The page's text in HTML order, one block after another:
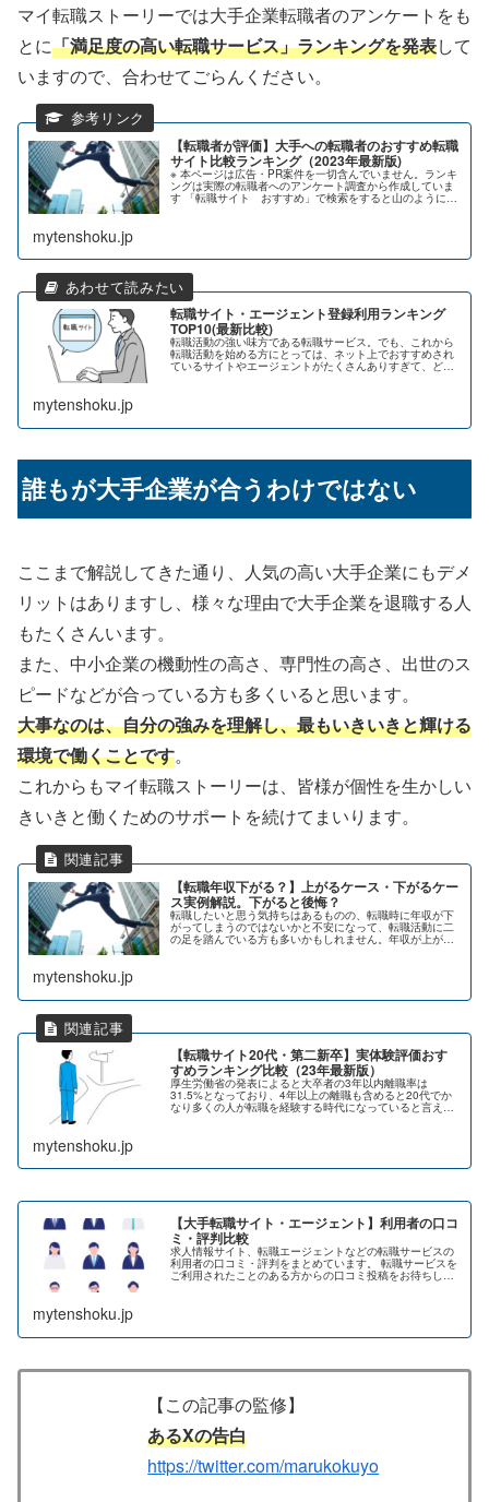
マイ転職ストーリーでは大手企業転職者のアンケートをも
とに「満足度の高い転職サービス」ランキングを発表して
いますので、合わせてごらんください。
【転職者が評価】大手への転職者のおすすめ転職
サイト比較ランキング（2023年最新版)
※ 本ページは広告・PR案件を一切含んでいません。ランキ
ングは実際の転職者へのアンケート調査から作成していま
す 「転職サイト おすすめ」で検索をすると山のように出
てくる比較サイトやランキングサイトを見ても、成果報酬
mytenshoku.jp
転職サイト・エージェント登録利用ランキング
TOP10(最新比較)
転職活動の強い味方である転職サービス。でも、これから
転職活動を始める方にとっては、ネット上でおすすめされ
ているサイトやエージェントがたくさんありすぎて、どれ
mytenshoku.jp
誰もが大手企業が合うわけではない
ここまで解説してきた通り、人気の高い大手企業にもデメ
リットはありますし、様々な理由で大手企業を退職する人
もたくさんいます。
また、中小企業の機動性の高さ、専門性の高さ、出世のス
ピードなどが合っている方も多くいると思います。
大事なのは、自分の強みを理解し、最もいきいきと輝ける
環境で働くことです。
これからもマイ転職ストーリーは、皆様が個性を生かしい
きいきと働くためのサポートを続けてまいります。
【転職年収下がる？】上がるケース・下がるケー
ス実例解説。下がると後悔？
転職したいと思う気持ちはあるものの、転職時に年収が下
がってしまうのではないかと不安になって、転職活動に二
の足を踏んでいる方も多いかもしれません。年収が上がる
ケース・下がるケースについて、年収の決まり方の原則か
mytenshoku.jp
【転職サイト20代・第二新卒】実体験評価おす
すめランキング比較（23年最新版）
厚生労働省の発表によると大卒者の3年以内離職率は
31.5%となっており、4年以上の離職も含めると20代でか
なり多くの人が転職を経験する時代になっていると言えま
mytenshoku.jp
【大手転職サイト・エージェント】利用者の口コ
ミ・評判比較
求人情報サイト、転職エージェントなどの転職サービスの
利用者の口コミ・評判をまとめています。 転職サービスを
ご利用されたことのある方からの口コミ投稿をお待ちして
mytenshoku.jp
【この記事の監修】
あるXの告白
https://twitter.com/marukokuyo